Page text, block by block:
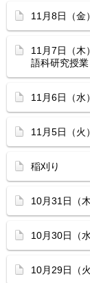
11月8日（
11月7日（
語科研究授業
11月6日（水
11月5日（火
稲刈り
10月31日（
10月30日（
10月29日（